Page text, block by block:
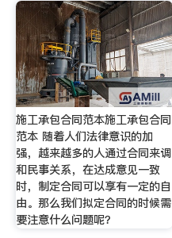
施工承包合同范本施工承包合同
范本 随着人们法律意识的加
强，越来越多的人通过合同来调
和民事关系，在达成意见一致
时，制定合同可以享有一定的自
由。那么我们拟定合同的时候需
要注意什么问题呢？